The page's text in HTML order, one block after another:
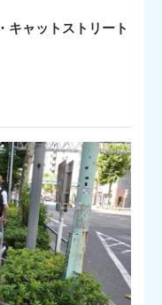
キャットストリート